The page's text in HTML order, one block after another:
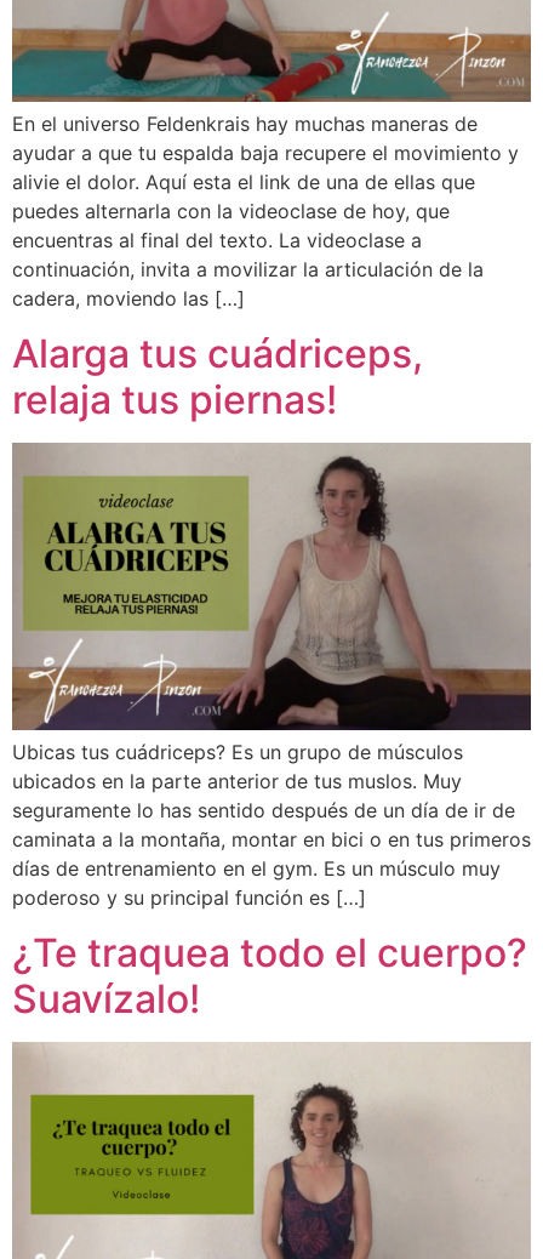
En el universo Feldenkrais hay muchas maneras de
ayudar a que tu espalda baja recupere el movimiento y
alivie el dolor. Aquí esta el link de una de ellas que
puedes alternarla con la videoclase de hoy, que
encuentras al final del texto. La videoclase a
continuación, invita a movilizar la articulación de la
cadera, moviendo las […]
Alarga tus cuádriceps,
relaja tus piernas!
Ubicas tus cuádriceps? Es un grupo de músculos
ubicados en la parte anterior de tus muslos. Muy
seguramente lo has sentido después de un día de ir de
caminata a la montaña, montar en bici o en tus primeros
días de entrenamiento en el gym. Es un músculo muy
poderoso y su principal función es […]
¿Te traquea todo el cuerpo?
Suavízalo!